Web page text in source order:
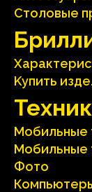
Столовые
Kупить
Мобильные
Мобильные
Фото